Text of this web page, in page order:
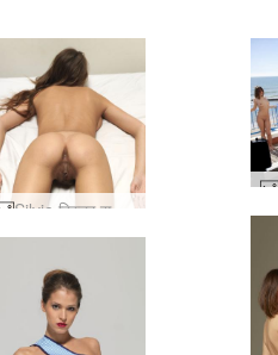
Silvie बिस्तर सत्र #53